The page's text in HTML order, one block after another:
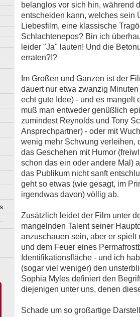
belanglos vor sich hin, während
entscheiden kann, welches sein
Liebesfilm, eine klassische
Schlachtenepos? Bin ich
leider "Ja" lauten! Und die
erraten?!?
Im Großen und Ganzen ist der
dauert nur etwa zwanzig
echt gute Idee) - und es mangelt
muß man entweder genüßlich
zumindest Reynolds und Tony
Ansprechpartner) - oder mit
wenig mehr Schwung verleihen,
das Geschehen mit Humor
schon das ein oder andere Mal)
das Publikum nicht sanft
geht so etwas (wie gesagt, im
irgendwas davon) völlig ab.
Zusätzlich leidet der Film unter
mangelnden Talent seiner
anzuschauen sein, aber er
und dem Feuer eines
Identifikationsfläche - und ich
(sogar viel weniger) den
Sophia Myles definiert den
diejenigen unter uns, denen
Schade um so großartige